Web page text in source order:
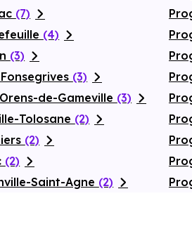
(7)
(4)
(3)
(3)
de-Gameville (3)
Tolosane (2)
(2)
(2)
Saint-Agne (2)